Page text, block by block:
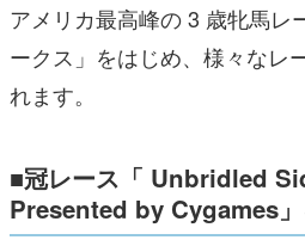
アメリカ最高峰の 3 歳牝馬レ
ークス」をはじめ、様々なレ
れます。
■冠レース「 Unbridled
Presented by Cygames